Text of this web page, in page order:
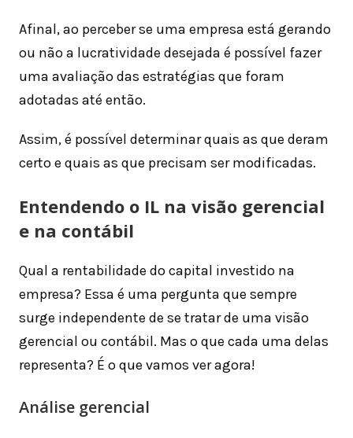
Afinal, ao perceber se uma empresa está gerando
ou não a lucratividade desejada é possível fazer
uma avaliação das estratégias que foram
adotadas até então.
Assim, é possível determinar quais as que deram
certo e quais as que precisam ser modificadas.
Entendendo o IL na visão gerencial
e na contábil
Qual a rentabilidade do capital investido na
empresa? Essa é uma pergunta que sempre
surge independente de se tratar de uma visão
gerencial ou contábil. Mas o que cada uma delas
representa? É o que vamos ver agora!
Análise gerencial